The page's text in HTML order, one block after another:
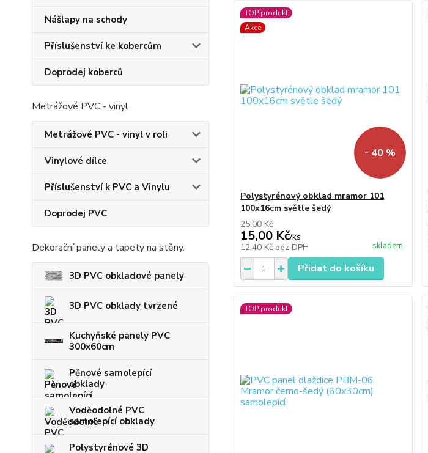
Nášlapy na schody
Příslušenství ke kobercům
Doprodej koberců
Metrážové PVC - vinyl
Metrážové PVC - vinyl v roli
Vinylové dílce
Příslušenství k PVC a Vinylu
Doprodej PVC
Dekorační panely a tapety na stěny.
3D PVC obkladové panely
3D PVC obklady tvrzené
Kuchyňské panely PVC
300x60cm
Pěnové samolepící
obklady
Voděodolné PVC
samolepící obklady
Polystyrénové 3D
TOP produkt
Akce
- 40 %
Polystyrénový obklad mramor 101
100x16cm světle šedý
25,00 Kč
15,00 Kč/ks
12,40 Kč bez DPH skladem
Přidat do košíku
TOP produkt